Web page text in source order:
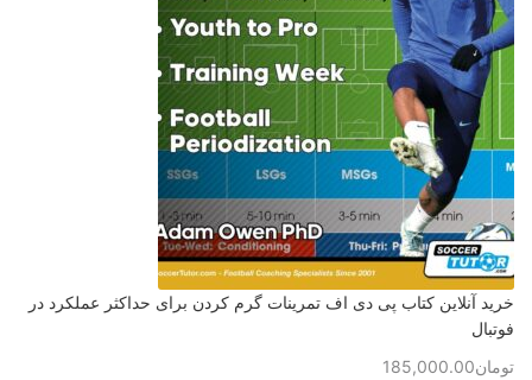
خرید آنلاین کتاب پی دی اف تمرینات گرم کردن برای حداکثر عملکرد در
فوتبال
تومان185,000.00